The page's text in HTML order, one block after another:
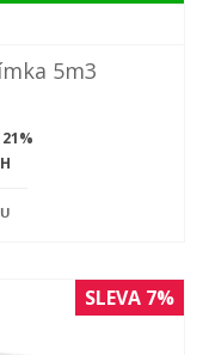
5m3
SLEVA 7%